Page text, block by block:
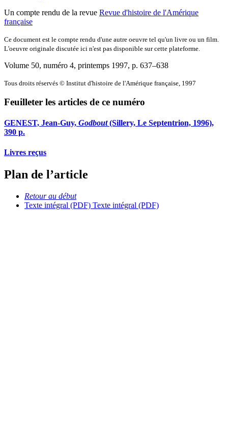
Un compte rendu de la revue Revue d'histoire de l'Amérique
française
Ce document est le compte rendu d'une autre oeuvre tel qu'un livre ou un film.
L'oeuvre originale discutée ici n'est pas disponible sur cette plateforme.
Volume 50, numéro 4, printemps 1997, p. 637–638
Tous droits réservés © Institut d'histoire de l'Amérique française, 1997
Feuilleter les articles de ce numéro
GENEST, Jean-Guy, Godbout(Sillery, Le Septentrion, 1996),
390 p.
Livres reçus
Plan de l’article
Retour au début
Texte intégral (PDF) Texte intégral (PDF)